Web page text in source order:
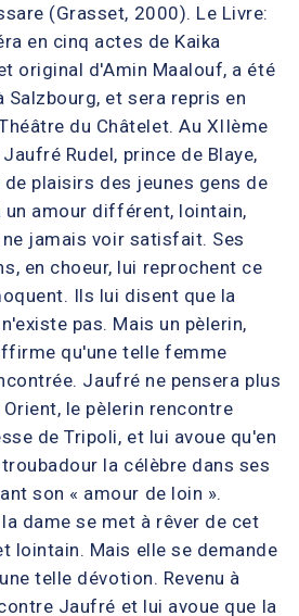
(Grasset, 2000). Le Livre:
en cinq actes de Kaika
original d'Amin Maalouf, a été
Salzbourg, et sera repris en
du Châtelet. Au XIIème
Rudel, prince de Blaye,
plaisirs des jeunes gens de
un amour différent, lointain,
jamais voir satisfait. Ses
en choeur, lui reprochent ce
Ils lui disent que la
pas. Mais un pèlerin,
qu'une telle femme
Jaufré ne pensera plus
le pèlerin rencontre
de Tripoli, et lui avoue qu'en
la célèbre dans ses
son « amour de loin ».
dame se met à rêver de cet
lointain. Mais elle se demande
telle dévotion. Revenu à
Jaufré et lui avoue que la